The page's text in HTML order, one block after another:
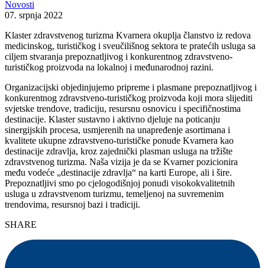
Novosti
07. srpnja 2022
Klaster zdravstvenog turizma Kvarnera okuplja članstvo iz redova
medicinskog, turističkog i sveučilišnog sektora te pratećih usluga sa
ciljem stvaranja prepoznatljivog i konkurentnog zdravstveno-
turističkog proizvoda na lokalnoj i međunarodnoj razini.
Organizacijski objedinjujemo pripreme i plasmane prepoznatljivog i
konkurentnog zdravstveno-turističkog proizvoda koji mora slijediti
svjetske trendove, tradiciju, resursnu osnovicu i specifičnostima
destinacije. Klaster sustavno i aktivno djeluje na poticanju
sinergijskih procesa, usmjerenih na unapređenje asortimana i
kvalitete ukupne zdravstveno-turističke ponude Kvarnera kao
destinacije zdravlja, kroz zajednički plasman usluga na tržište
zdravstvenog turizma. Naša vizija je da se Kvarner pozicionira
među vodeće „destinacije zdravlja“ na karti Europe, ali i šire.
Prepoznatljivi smo po cjelogodišnjoj ponudi visokokvalitetnih
usluga u zdravstvenom turizmu, temeljenoj na suvremenim
trendovima, resursnoj bazi i tradiciji.
SHARE